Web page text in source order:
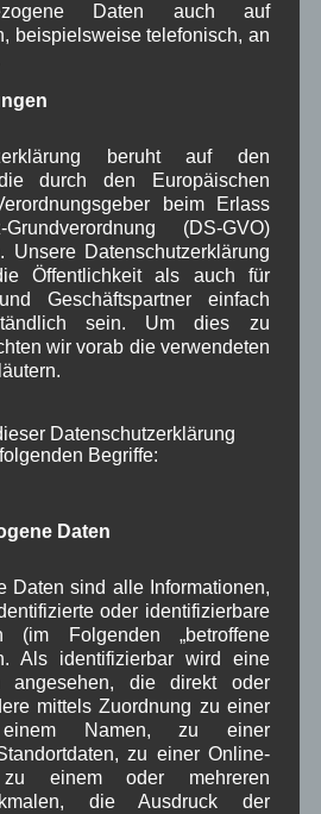
Daten auch auf
beispielsweise telefonisch, an
beruht auf den
durch den Europäischen
beim Erlass
(DS-GVO)
Unsere Datenschutzerklärung
Öffentlichkeit als auch für
Geschäftspartner einfach
sein. Um dies zu
wir vorab die verwendeten
Datenschutzerklärung
Begriffe:
Daten
Daten sind alle Informationen,
oder identifizierbare
(im Folgenden „betroffene
Als identifizierbar wird eine
angesehen, die direkt oder
mittels Zuordnung zu einer
Namen, zu einer
zu einer Online-
einem oder mehreren
die Ausdruck der